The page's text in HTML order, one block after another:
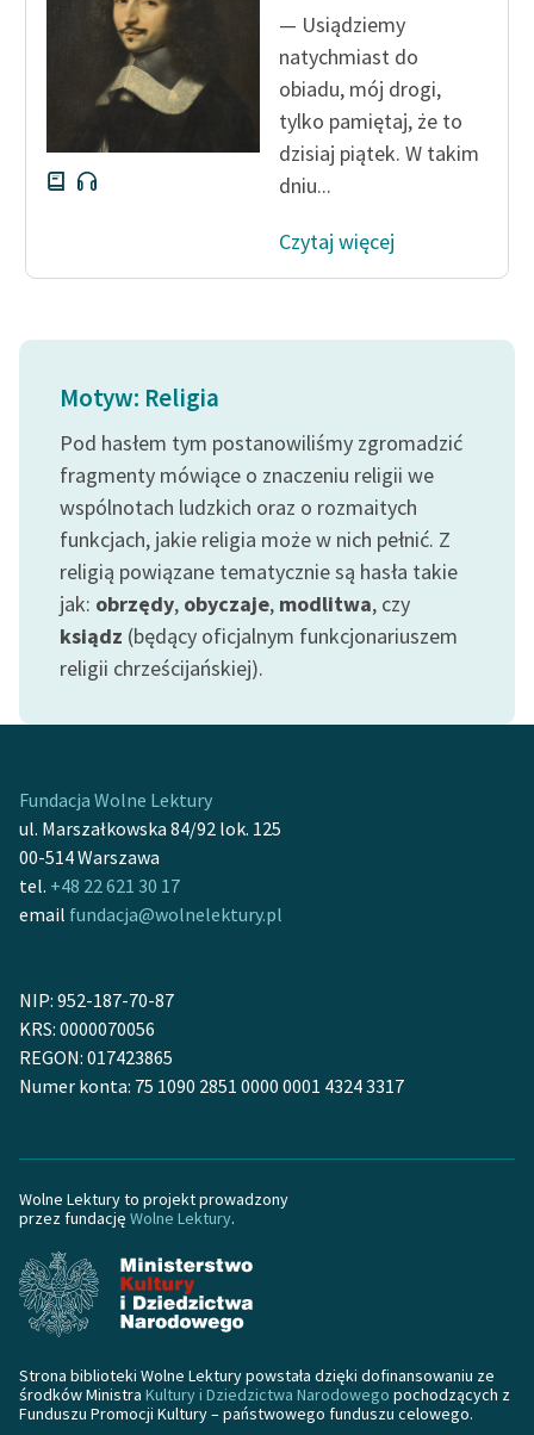
— Usiądziemy
natychmiast do
obiadu, mój drogi,
tylko pamiętaj, że to
dzisiaj piątek. W takim
dniu...
Czytaj więcej
Motyw: Religia
Pod hasłem tym postanowiliśmy zgromadzić
fragmenty mówiące o znaczeniu religii we
wspólnotach ludzkich oraz o rozmaitych
funkcjach, jakie religia może w nich pełnić. Z
religią powiązane tematycznie są hasła takie
jak: obrzędy, obyczaje, modlitwa, czy
ksiądz (będący oficjalnym funkcjonariuszem
religii chrześcijańskiej).
Fundacja Wolne Lektury
ul. Marszałkowska 84/92 lok. 125
00-514 Warszawa
tel. +48 22 621 30 17
email fundacja@wolnelektury.pl
NIP: 952-187-70-87
KRS: 0000070056
REGON: 017423865
Numer konta: 75 1090 2851 0000 0001 4324 3317
Wolne Lektury to projekt prowadzony
przez fundację Wolne Lektury.
Strona biblioteki Wolne Lektury powstała dzięki dofinansowaniu ze
środków Ministra Kultury i Dziedzictwa Narodowego pochodzących z
Funduszu Promocji Kultury – państwowego funduszu celowego.